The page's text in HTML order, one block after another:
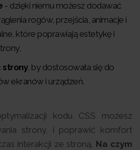
- dzięki niemu możesz dodawać
rogów, przejścia, animacje i
które poprawiają estetykę i
strony, by dostosowała się do
ekranów i urządzeń.
kodu CSS możesz
strony, i poprawić komfort
interakcji ze stroną. Na czym